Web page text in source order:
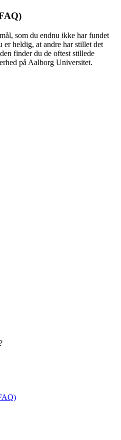
som du endnu ikke har fundet
er heldig, at andre har stillet det
finder du de oftest stillede
på Aalborg Universitet.